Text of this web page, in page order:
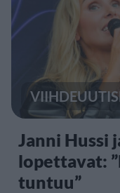
Janni Hussi
lopettavat:
tuntuu”